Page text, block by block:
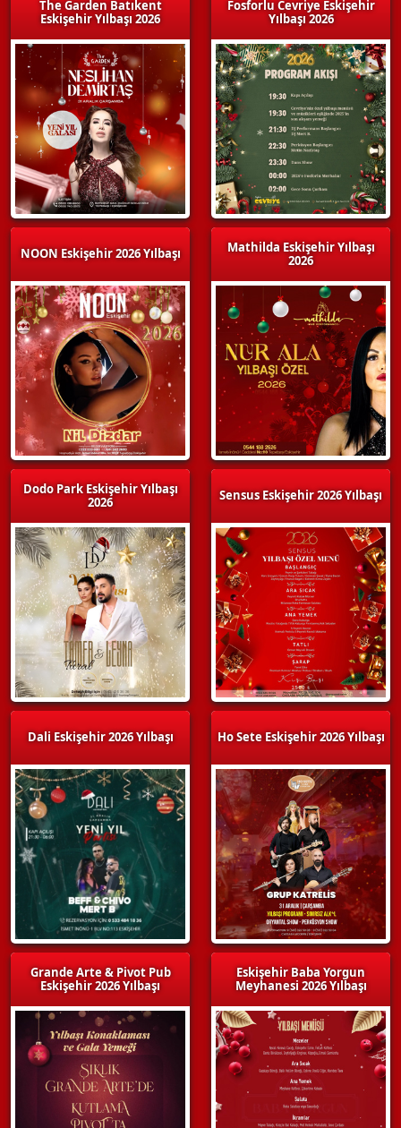
The Garden Batıkent
Eskişehir Yılbaşı 2026
NOON Eskişehir 2026 Yılbaşı
Dodo Park Eskişehir Yılbaşı
2026
Dali Eskişehir 2026 Yılbaşı
Grande Arte & Pivot Pub
Eskişehir 2026 Yılbaşı
Fosforlu Cevriye Eskişehir
Yılbaşı 2026
Mathilda Eskişehir Yılbaşı
2026
Sensus Eskişehir 2026 Yılbaşı
Ho Sete Eskişehir 2026 Yılbaşı
Eskişehir Baba Yorgun
Meyhanesi 2026 Yılbaşı